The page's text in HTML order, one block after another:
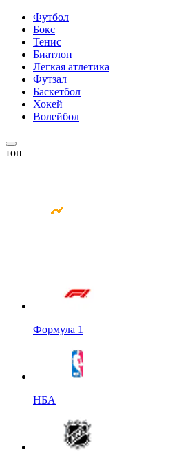
Футбол
Бокс
Тенис
Биатлон
Легкая атлетика
Футзал
Баскетбол
Хокей
Волейбол
топ
Формула 1
НБА